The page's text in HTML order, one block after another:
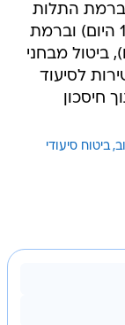
ברמת התלות
הבינונית (25 שעות שבועיות במקום 16 היום) וברמת
(40 במקום 18-22 היום), ביטול מבחני
לסיעוד
חיסכון
ביטוח סיעודי